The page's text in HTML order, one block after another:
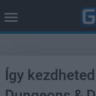
Így